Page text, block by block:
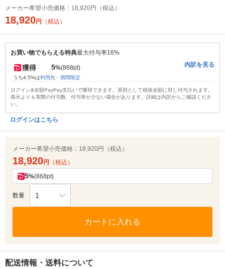
メーカー希望小売価格： 18,920円（税込）
18,920円 （税込）
お買い物でもらえる特典最大付与率16%
獲得 5%(868pt)
うち4.5%は利用先・期間限定
内訳を見る
ログイン&全額PayPay支払いで獲得できます。原則として税抜金額に対し付与されます。
表示よりも実際の付与数、付与率が少ない場合があります。詳細は内訳からご確認くださ
い。
ログインはこちら
メーカー希望小売価格： 18,920円（税込）
18,920円 （税込）
5%(868pt)
数量 1
カートに入れる
配送情報・送料について